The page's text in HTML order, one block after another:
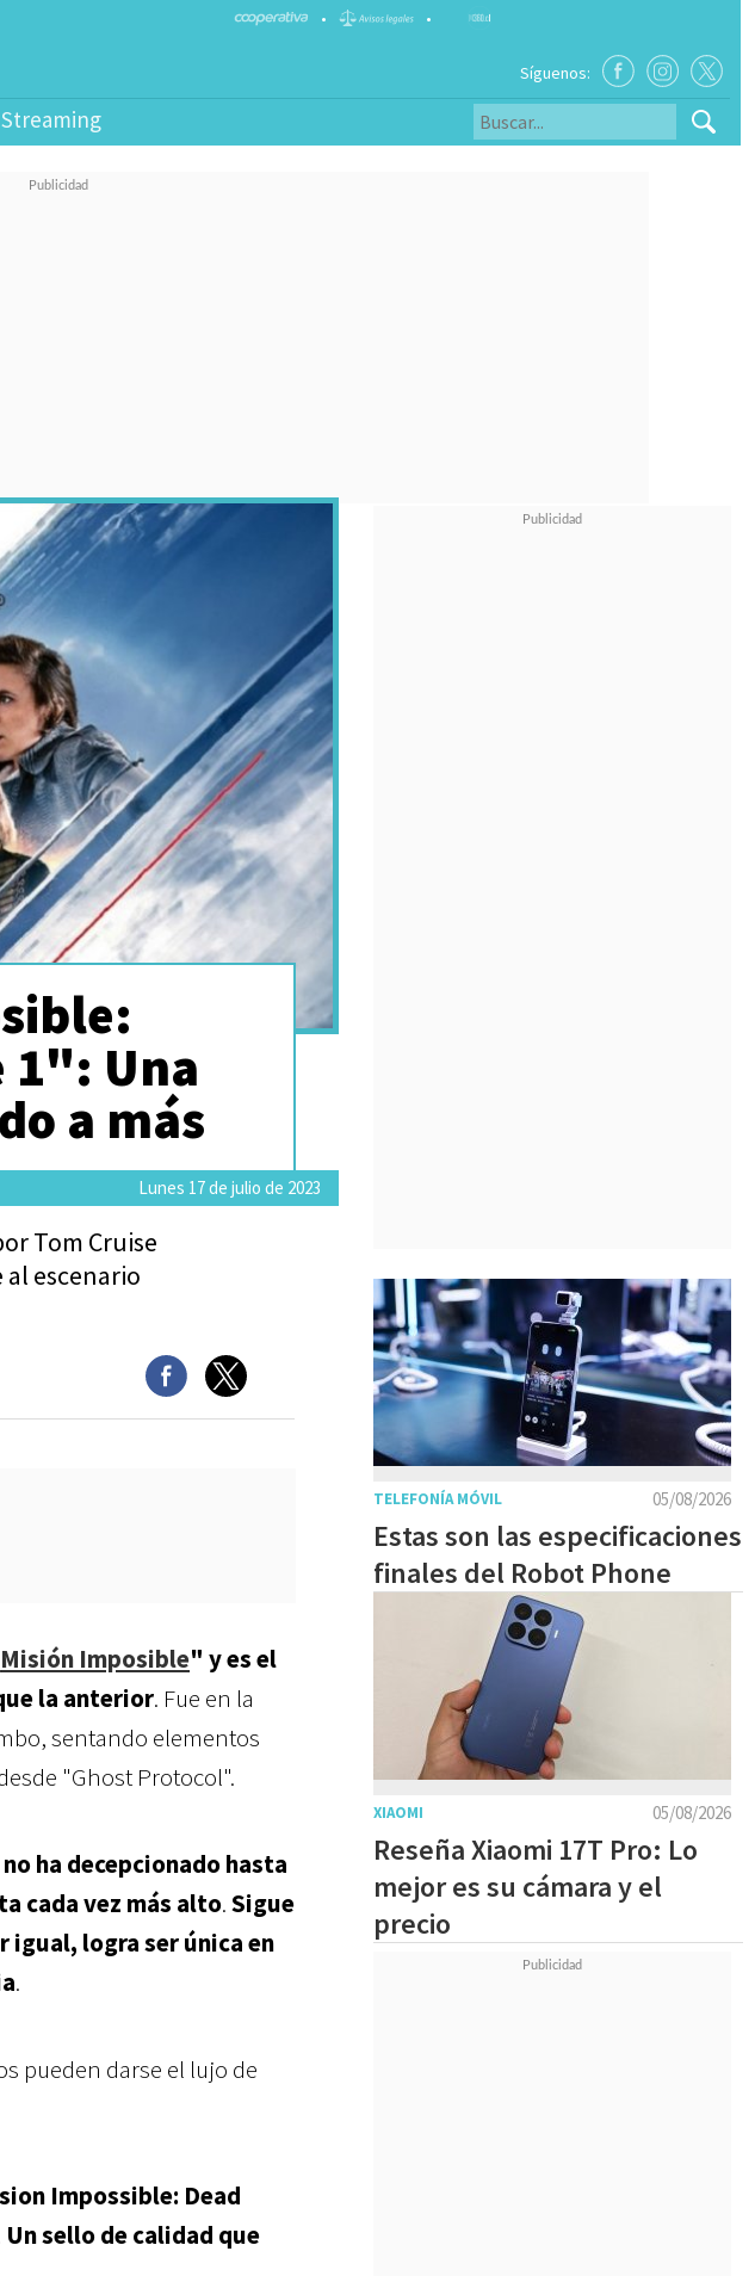
• •
Síguenos:
Streaming
1": Una
a más
Lunes 17 de julio de 2023
Tom Cruise
escenario
Misión Imposible" y es el
la anterior. Fue en la
sentando elementos
"Ghost Protocol".
ha decepcionado hasta
cada vez más alto.Sigue
igual, logra ser única en
.
pueden darse el lujo de
Impossible: Dead
Un sello de calidad que
05/08/2026
TELEFONÍA MÓVIL
Estas son las especificaciones
finales del Robot Phone
05/08/2026
XIAOMI
Reseña Xiaomi 17T Pro: Lo
mejor es su cámara y el
precio